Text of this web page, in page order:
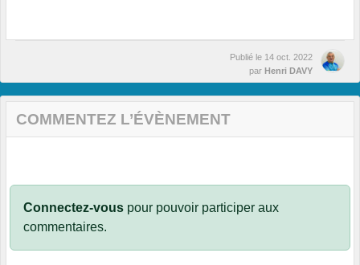
Publié le 14 oct. 2022
par Henri DAVY
COMMENTEZ L’ÉVÈNEMENT
Connectez-vous pour pouvoir participer aux
commentaires.